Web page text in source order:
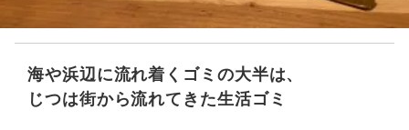
海や浜辺に流れ着くゴミの大半は、
じつは街から流れてきた生活ゴミ